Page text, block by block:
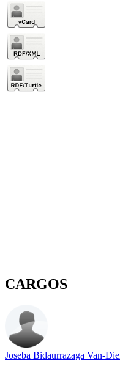
CARGOS
Joseba Bidaurrazaga Van-